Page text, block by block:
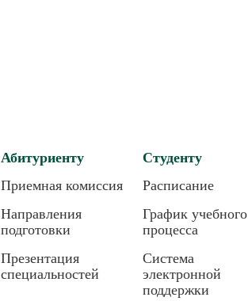
Абитуриенту
Приемная комиссия
Направления
подготовки
Презентация
специальностей
Студенту
Расписание
График учебного
процесса
Система
электронной
поддержки